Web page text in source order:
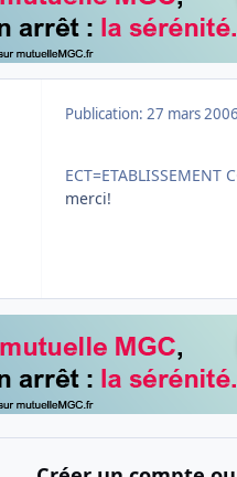
Publication: 27 mars
ECT=ETABLISSEMENT
merci!